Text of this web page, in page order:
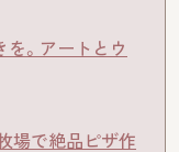
。アートとウ
場で絶品ピザ作